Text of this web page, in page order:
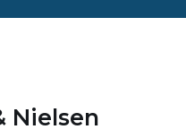
Nielsen